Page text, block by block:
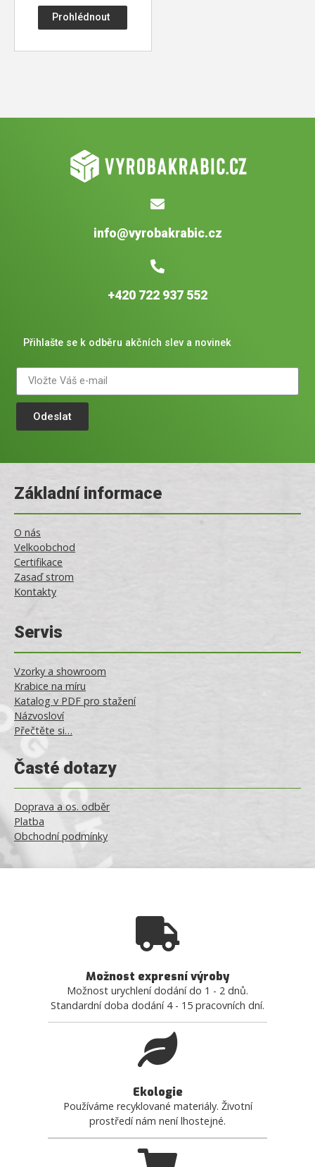
Prohlédnout
info@vyrobakrabic.cz
+420 722 937 552
Přihlašte se k odběru akčních slev a novinek
Odeslat
Základní informace
O nás
Velkoobchod
Certifikace
Zasaď strom
Kontakty
Servis
Vzorky a showroom
Krabice na míru
Katalog v PDF pro stažení
Názvosloví
Přečtěte si…
Časté dotazy
Doprava a os. odběr
Platba
Obchodní podmínky
Možnost expresní výroby
Možnost urychlení dodání do 1 - 2 dnů.
Standardní doba dodání 4 - 15 pracovních dní.
Ekologie
Používáme recyklované materiály. Životní
prostředí nám není lhostejné.